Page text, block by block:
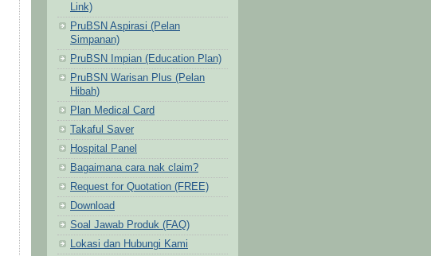
Link)
PruBSN Aspirasi (Pelan
Simpanan)
PruBSN Impian (Education Plan)
PruBSN Warisan Plus (Pelan
Hibah)
Plan Medical Card
Takaful Saver
Hospital Panel
Bagaimana cara nak claim?
Request for Quotation (FREE)
Download
Soal Jawab Produk (FAQ)
Lokasi dan Hubungi Kami